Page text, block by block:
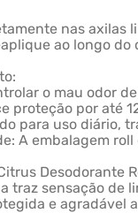
nas axilas
ao longo
o mau odor
proteção por até
para uso diário,
A embalagem
Desodorante
traz sensação de
e agradável